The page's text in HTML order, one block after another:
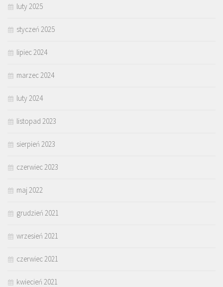
luty 2025
styczeń 2025
lipiec 2024
marzec 2024
luty 2024
listopad 2023
sierpień 2023
czerwiec 2023
maj 2022
grudzień 2021
wrzesień 2021
czerwiec 2021
kwiecień 2021